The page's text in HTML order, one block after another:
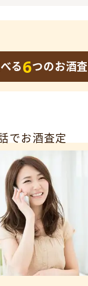
る6つのお酒
でお酒査定